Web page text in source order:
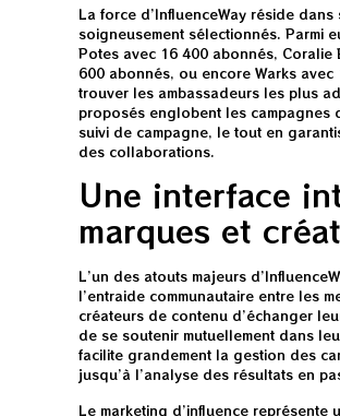
La force d’InfluenceWay réside
soigneusement sélectionnés. Parmi
Potes avec 16 400 abonnés, Coralie
600 abonnés, ou encore Warks
trouver les ambassadeurs les plus
proposés englobent les campagnes
suivi de campagne, le tout en
des collaborations.
Une interface
marques et
L’un des atouts majeurs
l’entraide communautaire entre les
créateurs de contenu d’échanger
de se soutenir mutuellement dans
facilite grandement la gestion des
jusqu’à l’analyse des résultats en
Le marketing d’influence